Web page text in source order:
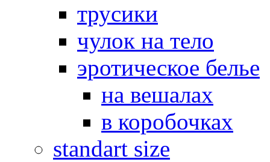
трусики
чулок на тело
эротическое белье
на вешалах
в коробочках
standart size